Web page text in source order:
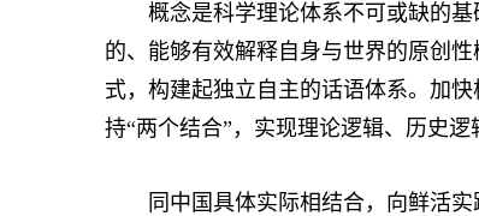
概念是科学理论体系不可或缺的基
的、能够有效解释自身与世界的原创
式，构建起独立自主的话语体系。加
持“两个结合”，实现理论逻辑、历史逻
同中国具体实际相结合，向鲜活实